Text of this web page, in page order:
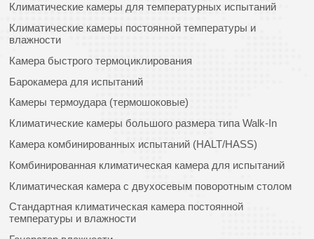
Климатические камеры для температурных испытаний
Климатические камеры постоянной температуры и
влажности
Камера быстрого термоциклирования
Барокамера для испытаний
Камеры термоудара (термошоковые)
Климатические камеры большого размера типа Walk-In
Камера комбинированных испытаний (HALT/HASS)
Комбинированная климатическая камера для испытаний
Климатическая камера с двухосевым поворотным столом
Стандартная климатическая камера постоянной
температуры и влажности